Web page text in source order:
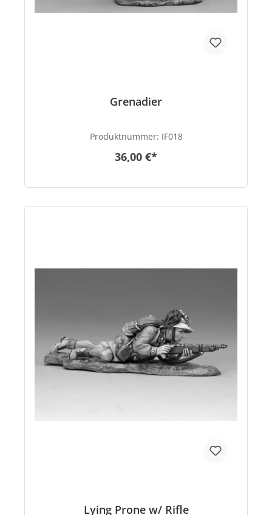
Grenadier
Produktnummer: IF018
36,00 €*
Lying Prone w/ Rifle